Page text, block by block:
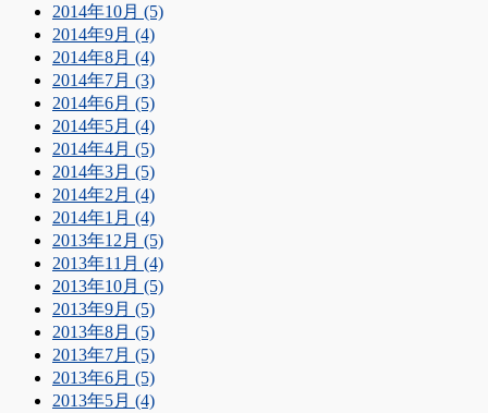
2014年10月 (5)
2014年9月 (4)
2014年8月 (4)
2014年7月 (3)
2014年6月 (5)
2014年5月 (4)
2014年4月 (5)
2014年3月 (5)
2014年2月 (4)
2014年1月 (4)
2013年12月 (5)
2013年11月 (4)
2013年10月 (5)
2013年9月 (5)
2013年8月 (5)
2013年7月 (5)
2013年6月 (5)
2013年5月 (4)